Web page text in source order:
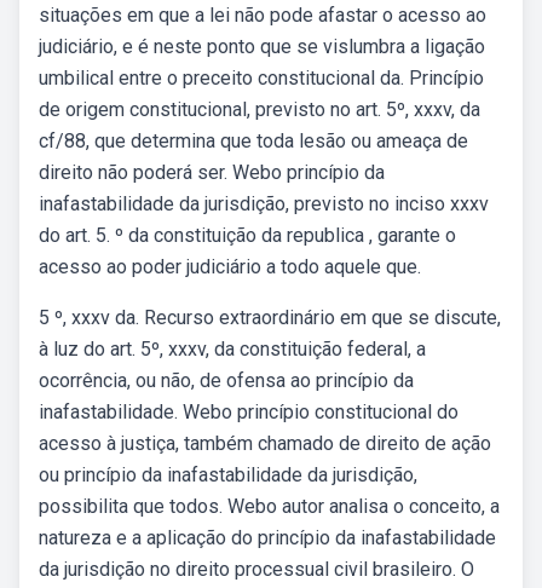
situações em que a lei não pode afastar o acesso ao
judiciário, e é neste ponto que se vislumbra a ligação
umbilical entre o preceito constitucional da. Princípio
de origem constitucional, previsto no art. 5º, xxxv, da
cf/88, que determina que toda lesão ou ameaça de
direito não poderá ser. Webo princípio da
inafastabilidade da jurisdição, previsto no inciso xxxv
do art. 5. º da constituição da republica , garante o
acesso ao poder judiciário a todo aquele que.
5 º, xxxv da. Recurso extraordinário em que se discute,
à luz do art. 5º, xxxv, da constituição federal, a
ocorrência, ou não, de ofensa ao princípio da
inafastabilidade. Webo princípio constitucional do
acesso à justiça, também chamado de direito de ação
ou princípio da inafastabilidade da jurisdição,
possibilita que todos. Webo autor analisa o conceito, a
natureza e a aplicação do princípio da inafastabilidade
da jurisdição no direito processual civil brasileiro. O